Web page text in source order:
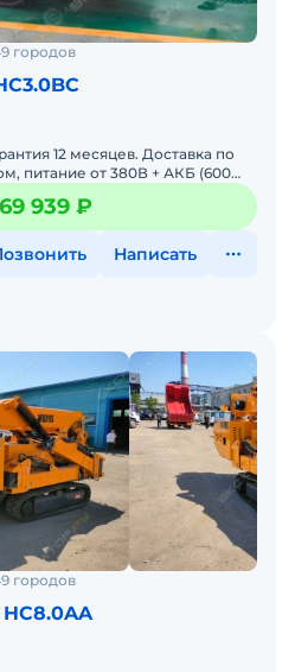
городов
12 месяцев. Доставка по
питание от 380В + АКБ (600
основной ст
939 ₽
Написать
городов